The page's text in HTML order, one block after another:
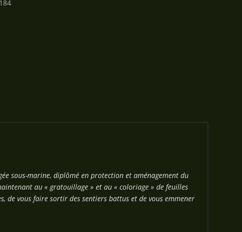
sous-marine, diplômé en protection et aménagement du
au « gratouillage » et au « coloriage » de feuilles
de vous faire sortir des sentiers battus et de vous emmener